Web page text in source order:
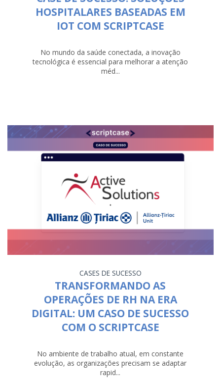
HOSPITALARES BASEADAS EM
IOT COM SCRIPTCASE
No mundo da saúde conectada, a inovação
tecnológica é essencial para melhorar a atenção
méd...
CASES DE SUCESSO
TRANSFORMANDO AS
OPERAÇÕES DE RH NA ERA
DIGITAL: UM CASO DE SUCESSO
COM O SCRIPTCASE
No ambiente de trabalho atual, em constante
evolução, as organizações precisam se adaptar
rapid...